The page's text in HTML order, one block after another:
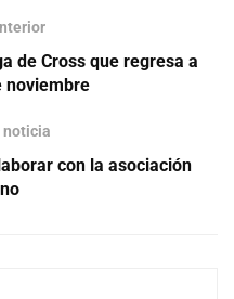
de Cross que regresa a
noviembre
noticia
con la asociación